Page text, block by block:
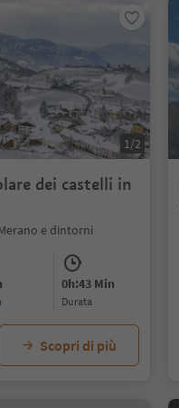
1/2
dei castelli in
e dintorni
0h:43 Min
durata
Scopri di più